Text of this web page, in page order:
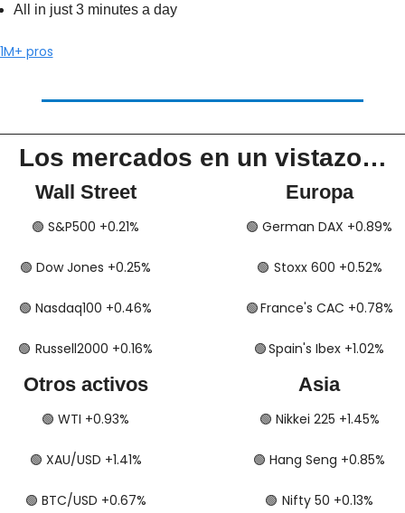
All in just 3 minutes a day
pros
Los mercados en un vistazo…
Wall Street
🟢 ​​​​ S&P500 +0.21%
🟢 ​​​​ Dow Jones +0.25%
🟢 ​​​​ Nasdaq100 +0.46%
🟢 ​​​  Russell2000 +0.16%
Otros activos
🟢 ​​​​ WTI +0.93%
🟢 ​​​​ XAU/USD +1.41%
🟢 ​​​​ BTC/USD +0.67%
Europa
🟢 ​​​​​​ German DAX +0.89%
🟢 ​​​​​​​​  Stoxx 600 +0.52%
🟢​​​​  France's CAC +0.78%
🟢​​​​​​​​  Spain's Ibex +1.02%
Asia
🟢 ​​​​ Nikkei 225 +1.45%
🟢 ​​​​ Hang Seng +0.85%
🟢 ​​​  Nifty 50 +0.13%